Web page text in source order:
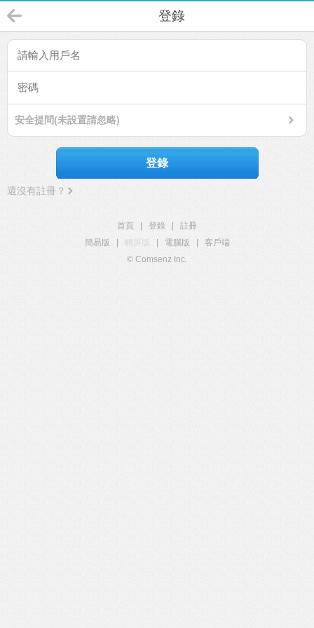
登錄
安全提問(未設置請忽略)
登錄
還沒有註冊？
首頁 登錄
註冊
簡易版
觸屏版 電腦版
客戶端
© Comsenz Inc.